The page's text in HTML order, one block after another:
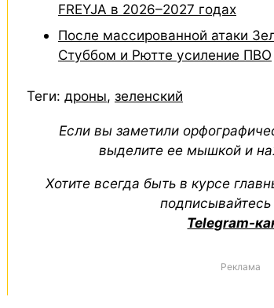
FREYJA в 2026–2027 годах
После массированной атаки
Стуббом и Рютте усиление ПВО
Теги: дроны, зеленский
Если вы заметили
выделите ее мышкой и
Хотите всегда быть в курсе
Telegram-
Реклама